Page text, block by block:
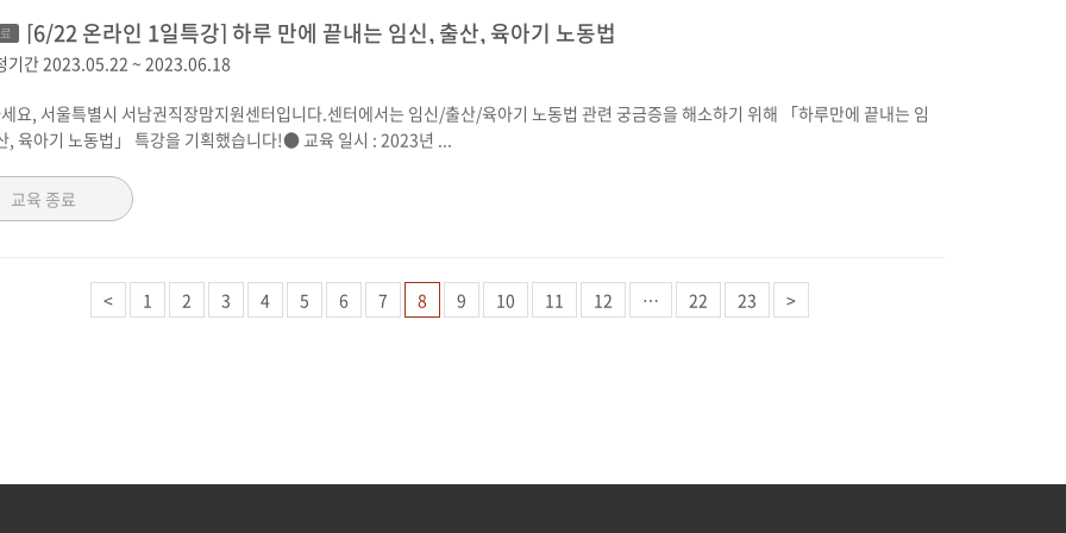
[6/22 온라인 1일특강] 하루 만에 끝내는 임신, 출산, 육아기 노동법
기간2023.05.22 ~ 2023.06.18
요, 서울특별시 서남권직장맘지원센터입니다.센터에서는 임신/출산/육아기 노동법 관련 궁금증을 해소하기 위해 「하루만에 끝내는 임
, 육아기 노동법」 특강을 기획했습니다!● 교육 일시 : 2023년 ...
교육 종료
< 1 2 3 4 5 6 7 8 9 10 11 12 … 22 23 >